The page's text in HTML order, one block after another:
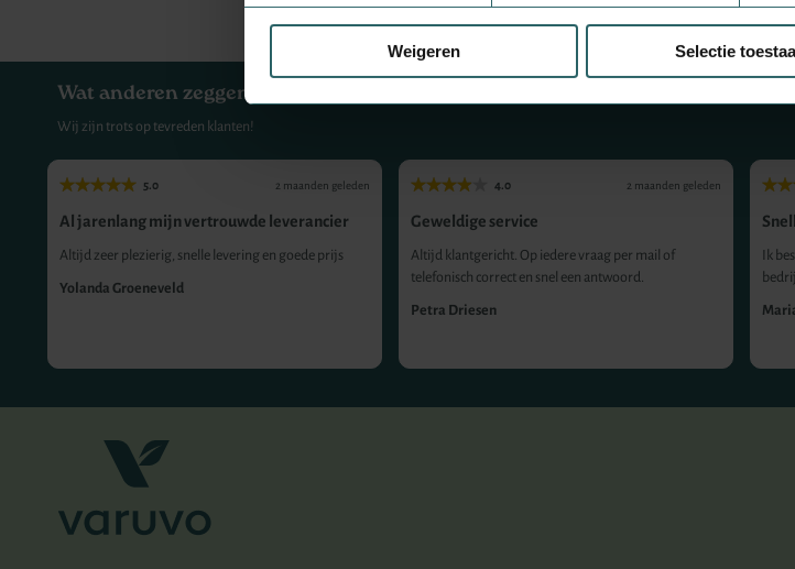
Weigeren Selectie
Wat anderen zeggen over Varuvo.nl
Wij zijn trots op tevreden klanten!
5.0 2 maanden geleden
Al jarenlang mijn vertrouwde leverancier
Altijd zeer plezierig, snelle levering en goede prijs
Yolanda Groeneveld
4.0 2 maanden geleden
Geweldige service
Altijd klantgericht. Op iedere vraag per mail of
telefonisch correct en snel een antwoord.
Petra Driesen
Ik